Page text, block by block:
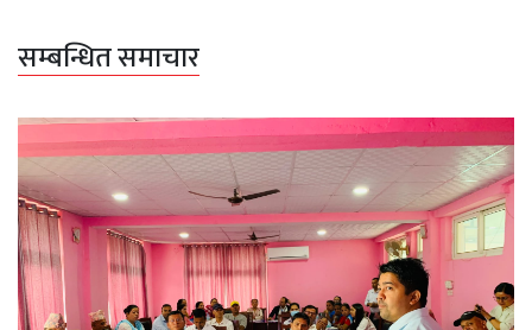
सम्बन्धित समाचार